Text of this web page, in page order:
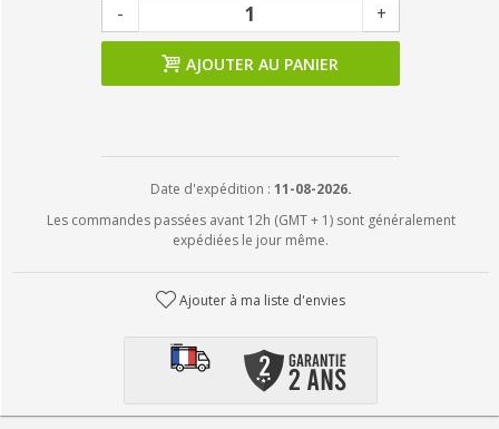
- +
AJOUTER AU PANIER
Date d'expédition : 11-08-2026.
Les commandes passées avant 12h (GMT + 1) sont généralement
expédiées le jour même.
Ajouter à ma liste d'envies